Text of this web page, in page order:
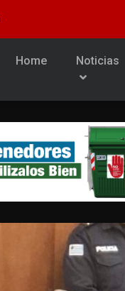
Home Noticias